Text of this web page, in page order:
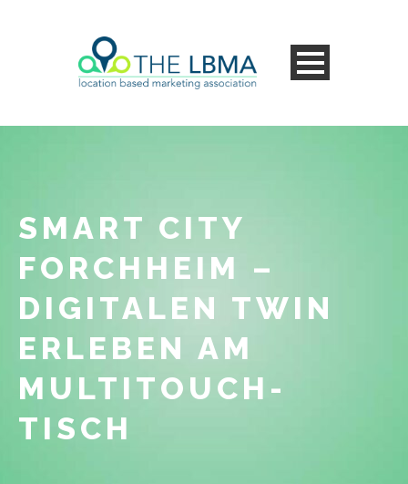
SMART CITY
FORCHHEIM –
DIGITALEN TWIN
ERLEBEN AM
MULTITOUCH-
TISCH